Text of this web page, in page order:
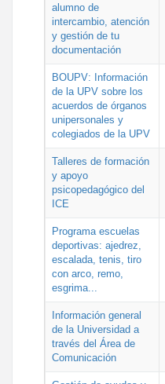
alumno de
intercambio, atención
y gestión de tu
documentación
BOUPV: Información
de la UPV sobre los
acuerdos de órganos
unipersonales y
colegiados de la UPV
Talleres de formación
y apoyo
psicopedagógico del
ICE
Programa escuelas
deportivas: ajedrez,
escalada, tenis, tiro
con arco, remo,
esgrima...
Información general
de la Universidad a
través del Área de
Comunicación